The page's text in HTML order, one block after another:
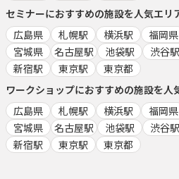
セミナーにおすすめの施設を人気エリ
広島県
札幌駅 横浜駅 福岡県
宮城県
名古屋駅 池袋駅 渋谷駅
新宿駅
東京駅
東京都
ワークショップにおすすめの施設を人
広島県
札幌駅 横浜駅 福岡県
宮城県
名古屋駅 池袋駅 渋谷駅
新宿駅
東京駅 東京都